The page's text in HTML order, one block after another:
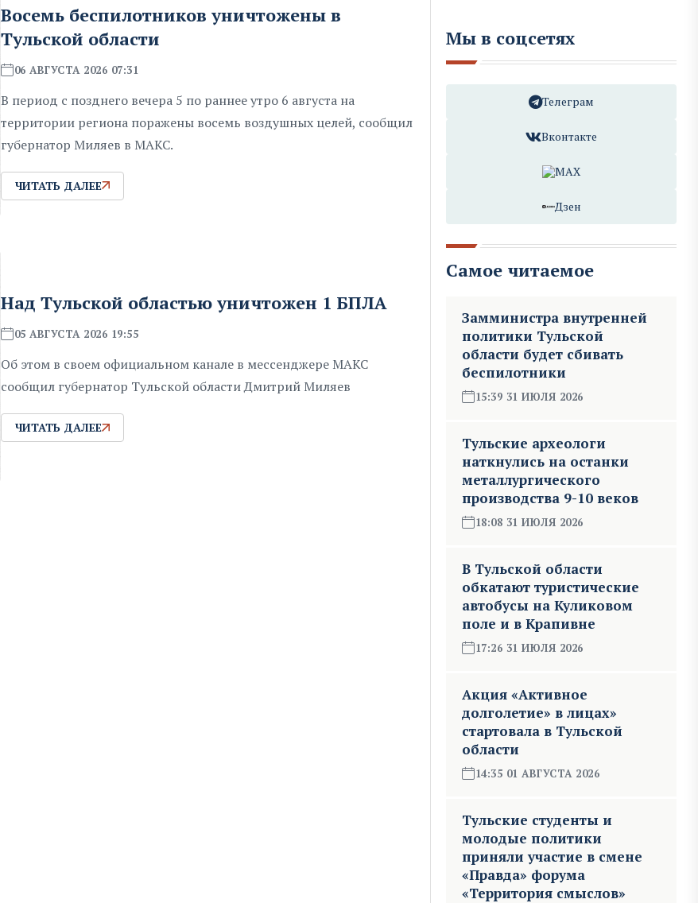
Восемь беспилотников уничтожены в
Тульской области
06 АВГУСТА 2026 07:31
В период с позднего вечера 5 по раннее утро 6 августа на
территории региона поражены восемь воздушных целей, сообщил
губернатор Миляев в MAKC.
ЧИТАТЬ ДАЛЕЕ
Над Тульской областью уничтожен 1 БПЛА
05 АВГУСТА 2026 19:55
Об этом в своем официальном канале в мессенджере МАКС
сообщил губернатор Тульской области Дмитрий Миляев
ЧИТАТЬ ДАЛЕЕ
Мы в соцсетях
Телеграм
Вконтакте
MAX
Дзен
Самое читаемое
Замминистра внутренней
политики Тульской
области будет сбивать
беспилотники
15:39 31 ИЮЛЯ 2026
Тульские археологи
наткнулись на останки
металлургического
производства 9-10 веков
18:08 31 ИЮЛЯ 2026
В Тульской области
обкатают туристические
автобусы на Куликовом
поле и в Крапивне
17:26 31 ИЮЛЯ 2026
Акция «Активное
долголетие» в лицах»
стартовала в Тульской
области
14:35 01 АВГУСТА 2026
Тульские студенты и
молодые политики
приняли участие в смене
«Правда» форума
«Территория смыслов»